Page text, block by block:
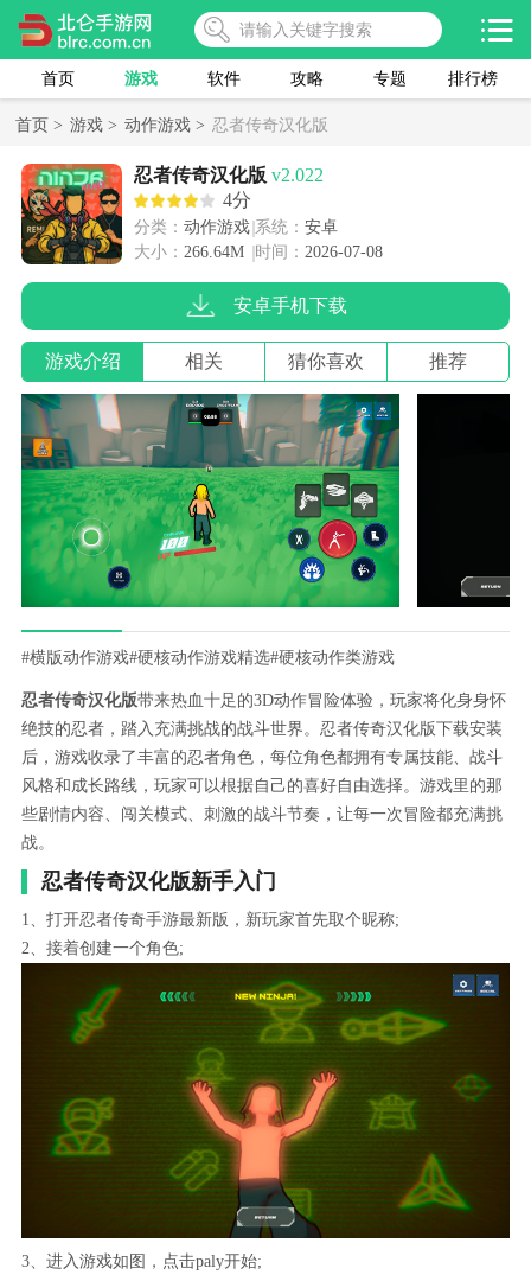
首页 游戏 软件 攻略 专题 排行榜
首页 > 游戏 > 动作游戏 > 忍者传奇汉化版
忍者传奇汉化版 v2.022
4分
分类： 动作游戏 系统： 安卓
大小： 266.64M 时间： 2026-07-08
安卓手机下载
游戏介绍 相关 猜你喜欢 推荐
#横版动作游戏#硬核动作游戏精选#硬核动作类游戏
忍者传奇汉化版带来热血十足的3D动作冒险体验，玩家将化身身怀
绝技的忍者，踏入充满挑战的战斗世界。忍者传奇汉化版下载安装
后，游戏收录了丰富的忍者角色，每位角色都拥有专属技能、战斗
风格和成长路线，玩家可以根据自己的喜好自由选择。游戏里的那
些剧情内容、闯关模式、刺激的战斗节奏，让每一次冒险都充满挑
战。
忍者传奇汉化版新手入门
1、打开忍者传奇手游最新版，新玩家首先取个昵称;
2、接着创建一个角色;
3、进入游戏如图，点击paly开始;